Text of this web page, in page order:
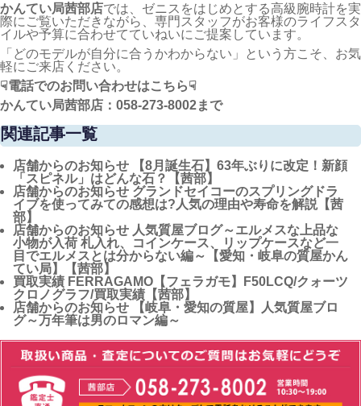
かんてい局茜部店では、ゼニスをはじめとする高級腕時計を実
際にご覧いただきながら、専門スタッフがお客様のライフスタ
イルや予算に合わせてていねいにご提案しています。
「どのモデルが自分に合うかわからない」という方こそ、お気
軽にご来店ください。
☟電話でのお問い合わせはこちら☟
かんてい局茜部店：058-273-8002まで
関連記事一覧
店舗からのお知らせ 【8月誕生石】63年ぶりに改定！新顔
「スピネル」はどんな石？【茜部】
店舗からのお知らせ グランドセイコーのスプリングドラ
イブを使ってみての感想は?人気の理由や寿命を解説【茜
部】
店舗からのお知らせ 人気質屋ブログ～エルメスな上品な
小物が入荷 札入れ、コインケース、リップケースなど一
目でエルメスとは分からない編～【愛知・岐阜の質屋かん
てい局】【茜部】
買取実績 FERRAGAMO【フェラガモ】F50LCQ/クォーツ
クロノグラフ/買取実績【茜部】
店舗からのお知らせ 【岐阜・愛知の質屋】人気質屋ブロ
グ～万年筆は男のロマン編～